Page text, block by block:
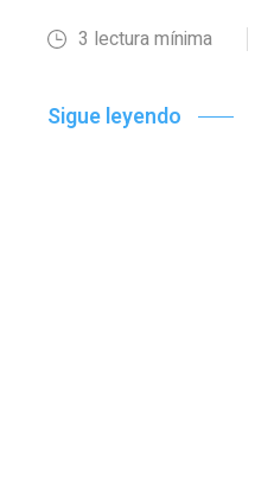
3 lectura mínima
Sigue leyendo